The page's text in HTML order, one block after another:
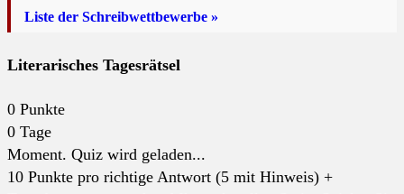
Liste der Schreibwettbewerbe »
Literarisches Tagesrätsel
0 Punkte
0 Tage
Moment. Quiz wird geladen...
10 Punkte pro richtige Antwort (5 mit Hinweis) +